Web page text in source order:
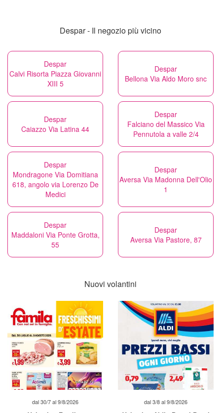
Despar - Il negozio più vicino
Despar
Calvi Risorta Piazza Giovanni
XIII 5
Despar
Bellona Via Aldo Moro snc
Despar
Caiazzo Via Latina 44
Despar
Falciano del Massico Via
Pennutola a valle 2/4
Despar
Mondragone Via Domitiana
618, angolo via Lorenzo De
Medici
Despar
Aversa Via Madonna Dell'Olio
1
Despar
Maddaloni Via Ponte Grotta,
55
Despar
Aversa Via Pastore, 87
Nuovi volantini
dal 30/7 al 9/8/2026 dal 3/8 al 9/8/2026